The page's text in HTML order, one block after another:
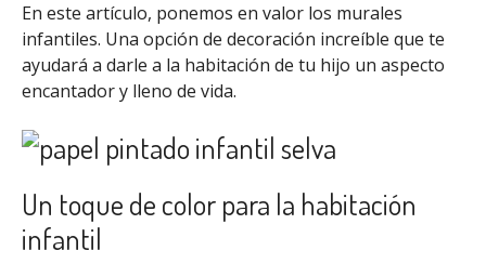
En este artículo, ponemos en valor los murales
infantiles. Una opción de decoración increíble que te
ayudará a darle a la habitación de tu hijo un aspecto
encantador y lleno de vida.
Un toque de color para la habitación
infantil